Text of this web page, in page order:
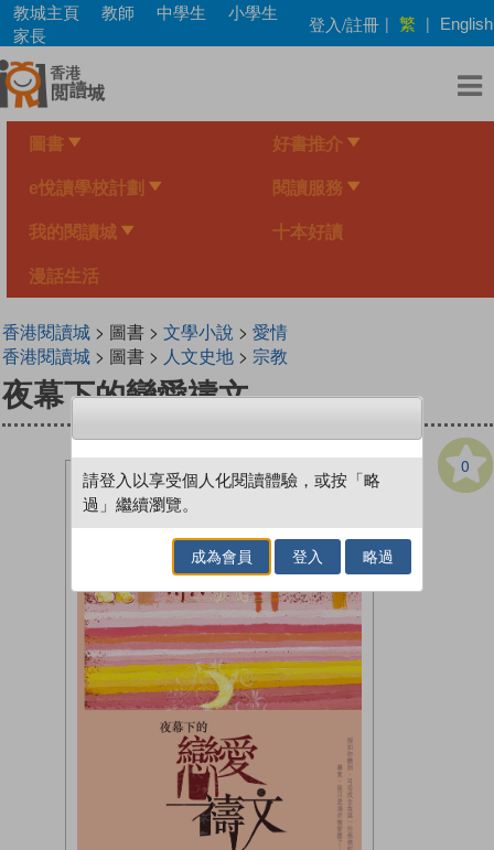
Skip
main
content
教城主頁 教師 中學生
小學生
家長
登入/註冊 | 繁 | English
圖書 好書推介
e悅讀學校計劃 閱讀服務
我的閱讀城 十本好讀
漫話生活
香港閱讀城> 圖書 > 文學小說 > 愛情
香港閱讀城> 圖書 > 人文史地> 宗教
夜幕下的戀愛禱文
0
請登入以享受個人化閱讀體驗，或按「略
過」繼續瀏覽。
成為會員 登入 略過